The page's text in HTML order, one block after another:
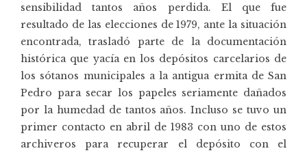
sensibilidad tantos años perdida. El que fue
resultado de las elecciones de 1979, ante la situación
encontrada, trasladó parte de la documentación
histórica que yacía en los depósitos carcelarios de
los sótanos municipales a la antigua ermita de San
Pedro para secar los papeles seriamente dañados
por la humedad de tantos años. Incluso se tuvo un
primer contacto en abril de 1983 con uno de estos
archiveros para recuperar el depósito con el